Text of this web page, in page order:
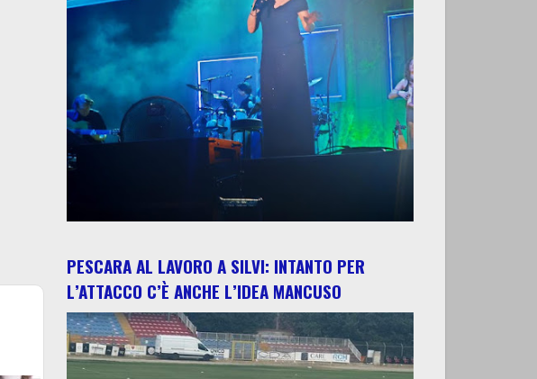
PESCARA AL LAVORO A SILVI: INTANTO PER
L’ATTACCO C’È ANCHE L’IDEA MANCUSO